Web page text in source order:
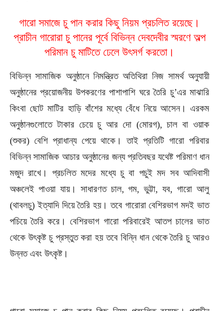
গারো সমাজে চু পান করার কিছু নিয়ম প্রচলিত রয়েছে।
প্রাচীন গারোরা চু পানের পূর্বে বিভিন্ন দেবদেবীর স্মরণে অল্প
পরিমান চু মাটিতে ঢেলে উৎসর্গ করতো।
বিভিন্ন সামাজিক অনুষ্ঠানে নিমন্ত্রিত অতিথিরা নিজ সামর্থ অনুযায়ী
অনুষ্ঠানের প্রয়োজনীয় উপকরণের পাশাপাশি ঘরে তৈরি চু’এর মাঝারি
কিংবা ছোট মাটির হাড়ি বাঁশের মধ্যে বেঁধে নিয়ে আসেন। এরকম
অনুষ্ঠানগুলোতে টাকার চেয়ে চু আর দো (মোরগ), চাল বা ওয়াক
(শুকর) বেশি প্রাধান্য পেয়ে থাকে। তাই প্রতিটি গারো পরিবার
বিভিন্ন সামাজিক আচার অনুষ্ঠানের জন্য প্রতিবছর যথেষ্ট পরিমাণ ধান
মজুদ রাখে। প্রচলিত মদের মধ্যে চু বা পচুই মদ সব আদিবাসী
অঞ্চলেই পাওয়া যায়। সাধারণত চাল, গম, ভুট্টা, যব, গারো আলু
(থাবলচু) ইত্যাদি দিয়ে তৈরি হয়। তবে গারোরা বেশিরভাগ মদই ভাত
পচিয়ে তৈরি করে। বেশিরভাগ গারো পরিবারেই আতপ চালের ভাত
থেকে উৎকৃষ্ট চু প্রস্তুত করা হয় তবে বিন্নি ধান থেকে তৈরি চু আরও
উন্নত এবং উৎকৃষ্ট।